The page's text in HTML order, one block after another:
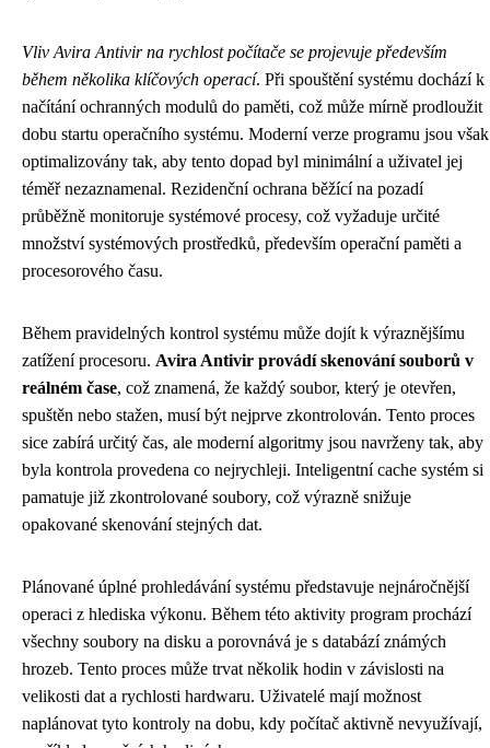
Vliv Avira Antivir na rychlost počítače se projevuje především
během několika klíčových operací. Při spouštění systému dochází k
načítání ochranných modulů do paměti, což může mírně prodloužit
dobu startu operačního systému. Moderní verze programu jsou však
optimalizovány tak, aby tento dopad byl minimální a uživatel jej
téměř nezaznamenal. Rezidenční ochrana běžící na pozadí
průběžně monitoruje systémové procesy, což vyžaduje určité
množství systémových prostředků, především operační paměti a
procesorového času.
Během pravidelných kontrol systému může dojít k výraznějšímu
zatížení procesoru. Avira Antivir provádí skenování souborů v
reálném čase, což znamená, že každý soubor, který je otevřen,
spuštěn nebo stažen, musí být nejprve zkontrolován. Tento proces
sice zabírá určitý čas, ale moderní algoritmy jsou navrženy tak, aby
byla kontrola provedena co nejrychleji. Inteligentní cache systém si
pamatuje již zkontrolované soubory, což výrazně snižuje
opakované skenování stejných dat.
Plánované úplné prohledávání systému představuje nejnáročnější
operaci z hlediska výkonu. Během této aktivity program prochází
všechny soubory na disku a porovnává je s databází známých
hrozeb. Tento proces může trvat několik hodin v závislosti na
velikosti dat a rychlosti hardwaru. Uživatelé mají možnost
naplánovat tyto kontroly na dobu, kdy počítač aktivně nevyužívají,